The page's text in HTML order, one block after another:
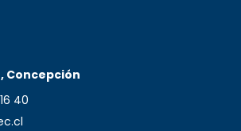
Concepción
40